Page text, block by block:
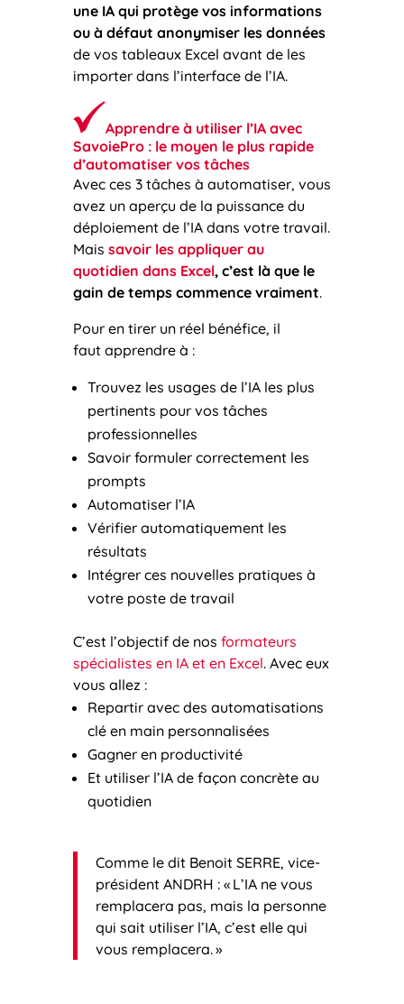
une IA qui protège vos informations
ou à défaut anonymiser les données
de vos tableaux Excel avant de les
importer dans l’interface de l’IA.
Apprendre à utiliser l’IA avec
SavoiePro : le moyen le plus rapide
d’automatiser vos tâches
Avec ces 3 tâches à automatiser, vous
avez un aperçu de la puissance du
déploiement de l’IA dans votre travail.
Mais savoir les appliquer au
quotidien dans Excel, c’est là que le
gain de temps commence vraiment.
Pour en tirer un réel bénéfice, il
faut apprendre à :
Trouvez les usages de l’IA les plus
pertinents pour vos tâches
professionnelles
Savoir formuler correctement les
prompts
Automatiser l’IA
Vérifier automatiquement les
résultats
Intégrer ces nouvelles pratiques à
votre poste de travail
C’est l’objectif de nos formateurs
spécialistes en IA et en Excel. Avec eux
vous allez :
Repartir avec des automatisations
clé en main personnalisées
Gagner en productivité
Et utiliser l’IA de façon concrète au
quotidien
Comme le dit Benoit SERRE, vice-
président ANDRH : « L’IA ne vous
remplacera pas, mais la personne
qui sait utiliser l’IA, c’est elle qui
vous remplacera. »